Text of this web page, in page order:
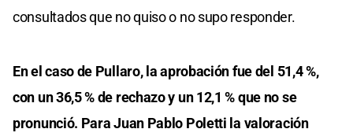
consultados que no quiso o no supo responder.
En el caso de Pullaro, la aprobación fue del 51,4 %,
con un 36,5 % de rechazo y un 12,1 % que no se
pronunció. Para Juan Pablo Poletti la valoración